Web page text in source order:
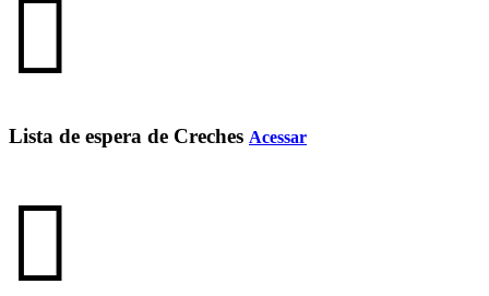
Lista de espera de Creches Acessar